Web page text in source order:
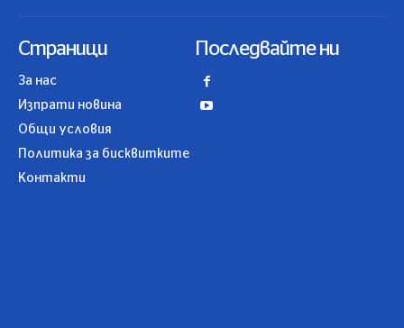
Страници
За нас
Изпрати новина
Общи условия
Политика за бисквитките
Контакти
Последвайте ни